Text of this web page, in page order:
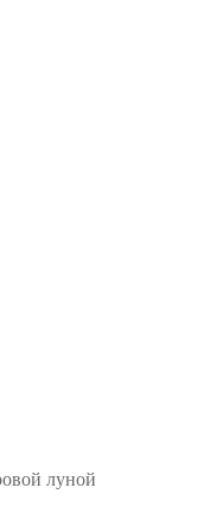
луной